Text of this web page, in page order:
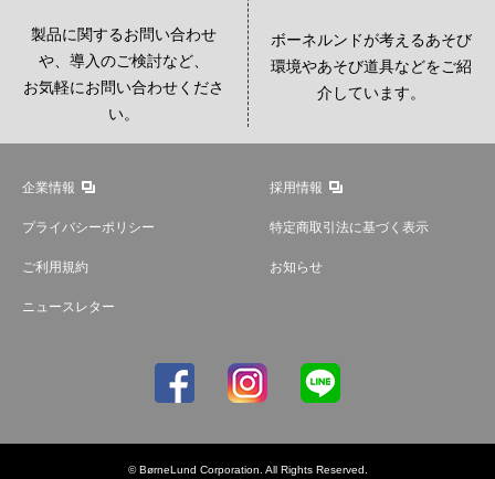
製品に関するお問い合わせ
や、導入のご検討など、
お気軽にお問い合わせくださ
い。
ボーネルンドが考えるあそび
環境やあそび道具などをご紹
介しています。
企業情報 採用情報
プライバシーポリシー 特定商取引法に基づく表示
ご利用規約 お知らせ
ニュースレター
© BørneLund Corporation. All Rights Reserved.